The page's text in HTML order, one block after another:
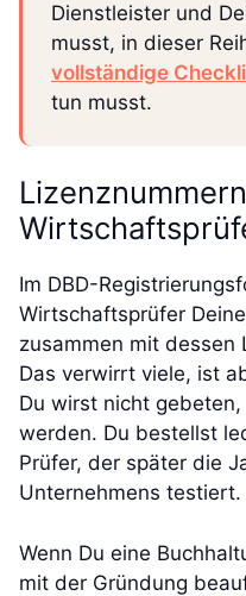
Dienstleister und
musst, in dieser
vollständige
tun musst.
Im DBD-
Wirtschaftsprüfer
zusammen mit dessen
Das verwirrt viele, ist
Du wirst nicht
werden. Du bestellst
Prüfer, der später die
Unternehmens testiert.
Wenn Du eine
mit der Gründung